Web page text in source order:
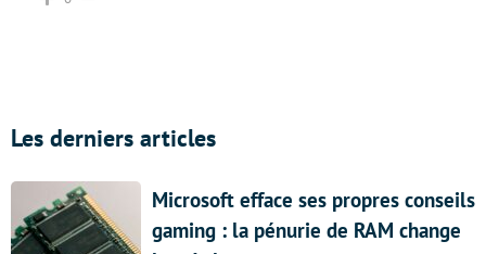
Les derniers articles
Microsoft efface ses propres conseils
gaming : la pénurie de RAM change